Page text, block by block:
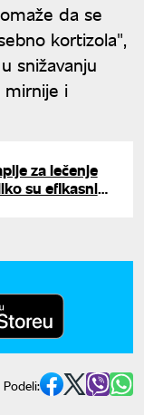
da se
kortizola",
snižavanju
i
za lečenje
su efikasni
Podeli: